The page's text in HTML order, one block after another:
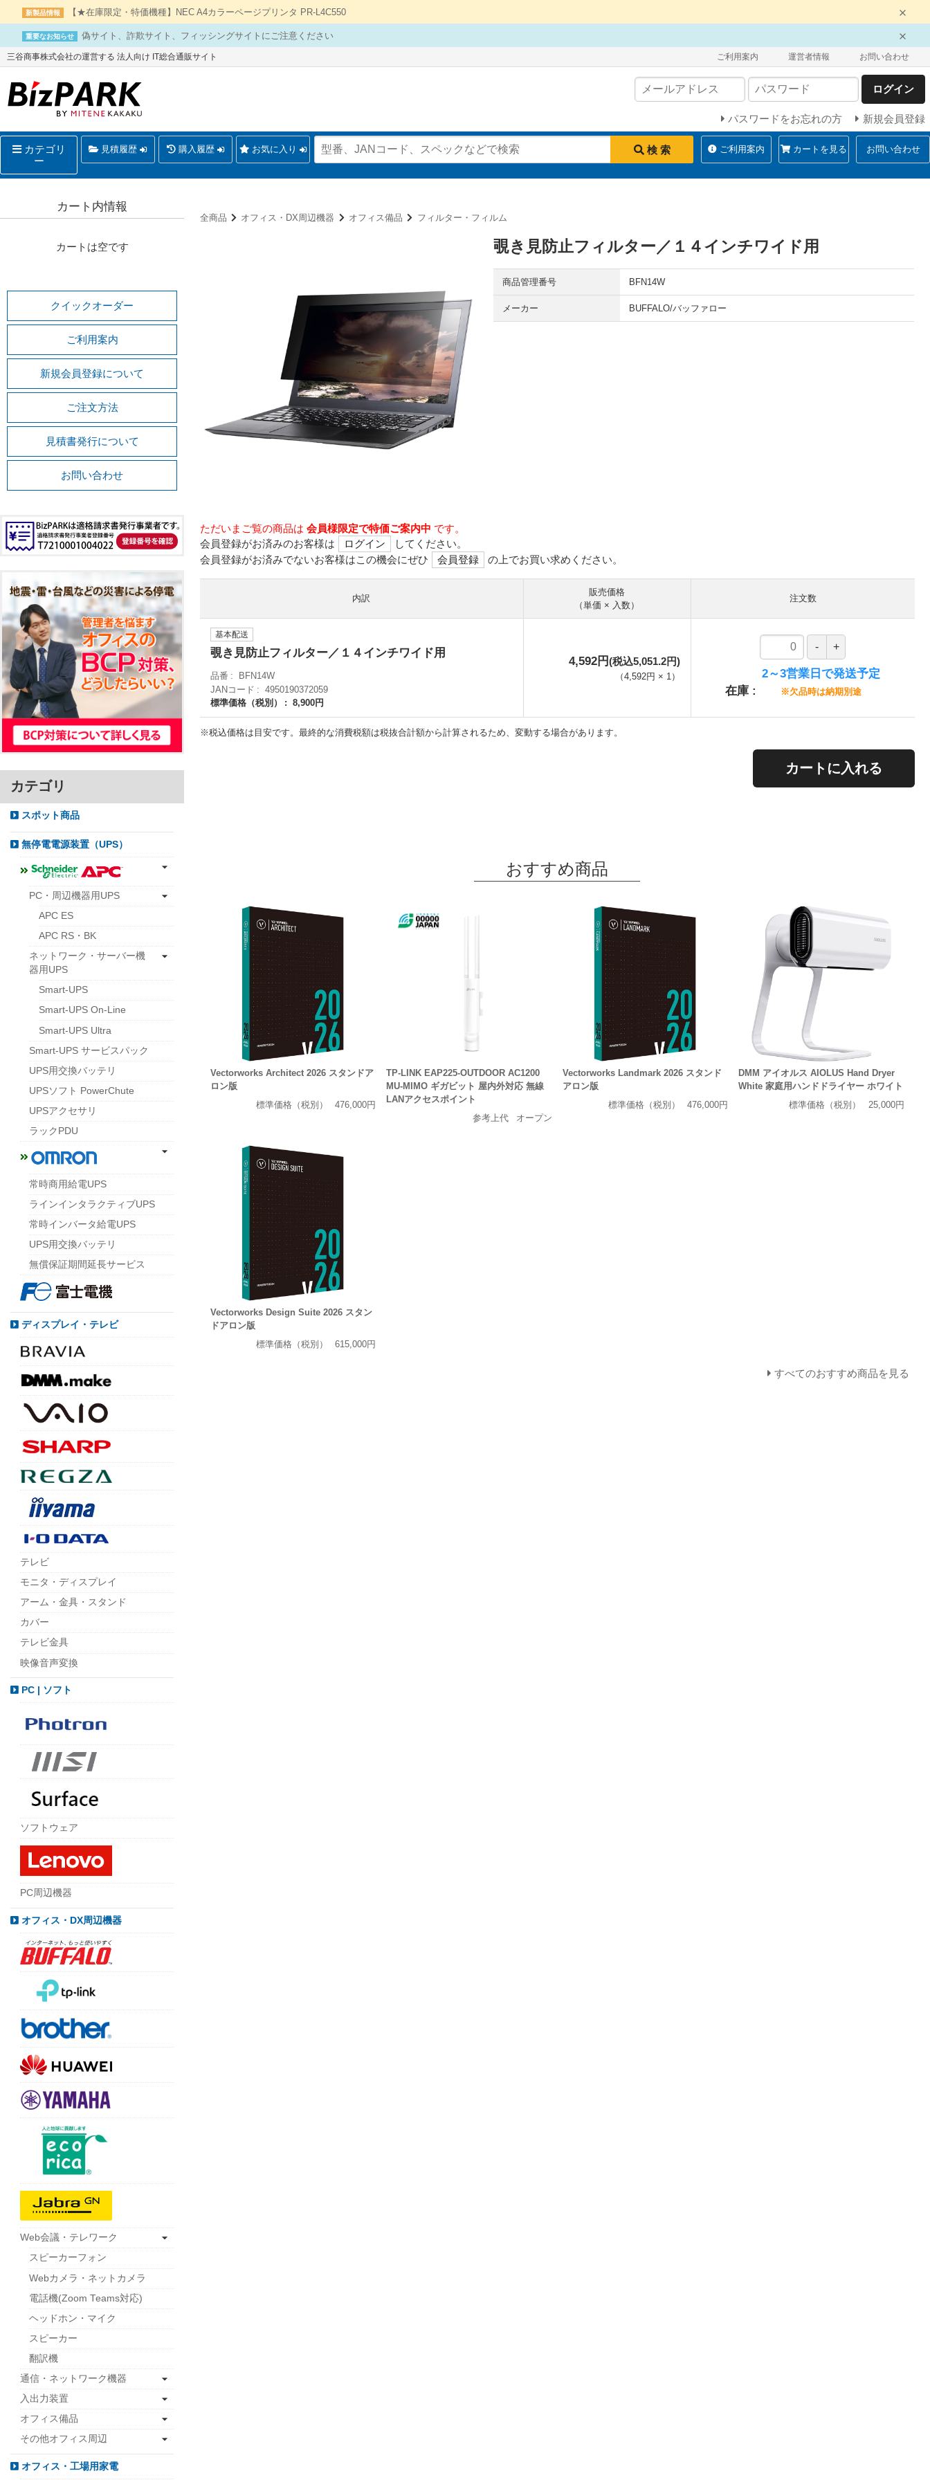
新製品情報 【★在庫限定・特価機種】NEC A4カラーページプリンタ PR-L4C550
重要なお知らせ 偽サイト、詐欺サイト、フィッシングサイトにご注意ください
三谷商事株式会社の運営する 法人向け IT総合通販サイト ご利用案内 運営者情報 お問い合わせ
ログイン
パスワードをお忘れの方 新規会員登録
カテゴリ
ー
見積履歴 購入履歴 お気に入り 検 索 ご利用案内 カートを見る お問い合わせ
全商品 オフィス・DX周辺機器 オフィス備品 フィルター・フィルム
覗き見防止フィルター／１４インチワイド用
商品管理番号 BFN14W
メーカー BUFFALO/バッファロー
ただいまご覧の商品は 会員様限定で特価ご案内中 です。
会員登録がお済みのお客様は
ログイン
してください。
会員登録がお済みでないお客様はこの機会にぜひ
会員登録 の上でお買い求めください。
内訳
販売価格
（単価 × 入数）
注文数
基本配送
覗き見防止フィルター／１４インチワイド用
品番
BFN14W
JANコード
4950190372059
標準価格（税別）
8,900円
4,592円(税込5,051.2円)
（4,592円 × 1 ）
在庫
2～3営業日で発送予定
※欠品時は納期別途
※税込価格は目安です。最終的な消費税額は税抜合計額から計算されるため、変動する場合があります。
カートに入れる
おすすめ商品
Vectorworks Architect 2026 スタンドア
ロン版
標準価格（税別）
476,000円
TP-LINK EAP225-OUTDOOR AC1200
MU-MIMO ギガビット 屋内外対応 無線
LANアクセスポイント
参考上代
オープン
Vectorworks Landmark 2026 スタンド
アロン版
標準価格（税別）
476,000円
DMM アイオルス AIOLUS Hand Dryer
White 家庭用ハンドドライヤー ホワイト
標準価格（税別）
25,000円
Vectorworks Design Suite 2026 スタン
ドアロン版
標準価格（税別）
615,000円
すべてのおすすめ商品を見る
カート内情報
カートは空です
クイックオーダー
ご利用案内
新規会員登録について
ご注文方法
見積書発行について
お問い合わせ
カテゴリ
スポット商品
無停電電源装置（UPS）
PC・周辺機器用UPS
APC ES
APC RS・BK
ネットワーク・サーバー機
器用UPS
Smart-UPS
Smart-UPS On-Line
Smart-UPS Ultra
Smart-UPS サービスパック
UPS用交換バッテリ
UPSソフト PowerChute
UPSアクセサリ
ラックPDU
常時商用給電UPS
ラインインタラクティブUPS
常時インバータ給電UPS
UPS用交換バッテリ
無償保証期間延長サービス
ディスプレイ・テレビ
テレビ
モニタ・ディスプレイ
アーム・金具・スタンド
カバー
テレビ金具
映像音声変換
PC | ソフト
ソフトウェア
PC周辺機器
オフィス・DX周辺機器
Web会議・テレワーク
スピーカーフォン
Webカメラ・ネットカメラ
電話機(Zoom Teams対応)
ヘッドホン・マイク
スピーカー
翻訳機
通信・ネットワーク機器
入出力装置
オフィス備品
その他オフィス周辺
オフィス・工場用家電